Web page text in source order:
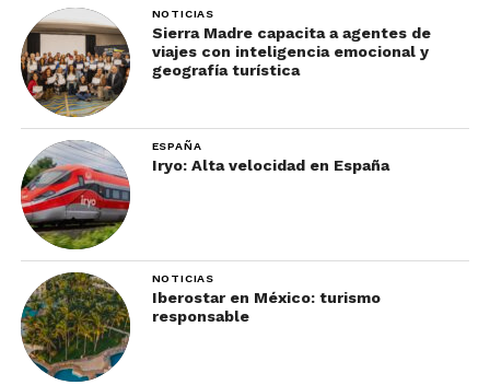
NOTICIAS
Sierra Madre capacita a agentes de
viajes con inteligencia emocional y
geografía turística
ESPAÑA
Iryo: Alta velocidad en España
NOTICIAS
Iberostar en México: turismo
responsable